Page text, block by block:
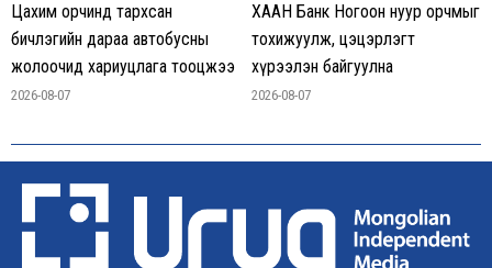
Цахим орчинд тархсан
бичлэгийн дараа автобусны
жолоочид хариуцлага тооцжээ
2026-08-07
ХААН Банк Ногоон нуур орчмыг
тохижуулж, цэцэрлэгт
хүрээлэн байгуулна
2026-08-07